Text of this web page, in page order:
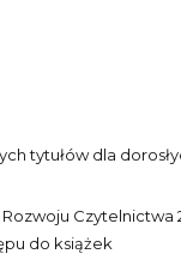
tytułów dla
Czytelnictwa
do książek